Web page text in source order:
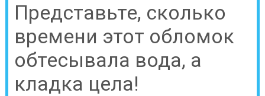
Представьте, сколько
времени этот обломок
обтесывала вода, а
кладка цела!